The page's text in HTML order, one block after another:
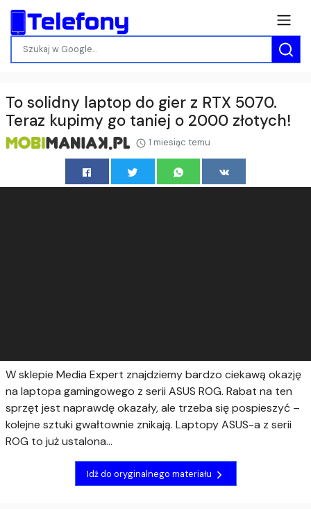
To solidny laptop do gier z RTX 5070.
Teraz kupimy go taniej o 2000 złotych!
1 miesiąc temu
W sklepie Media Expert znajdziemy bardzo ciekawą okazję
na laptopa gamingowego z serii ASUS ROG. Rabat na ten
sprzęt jest naprawdę okazały, ale trzeba się pospieszyć –
kolejne sztuki gwałtownie znikają. Laptopy ASUS-a z serii
ROG to już ustalona...
Idź do oryginalnego materiału